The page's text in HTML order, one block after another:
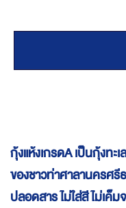
กุ้งแห้งเกรดA เป็นกุ้งทะเล
ของชาวท่าศาลานครศรี
ปลอดสาร ไม่ใส่สี ไม่เค็ม